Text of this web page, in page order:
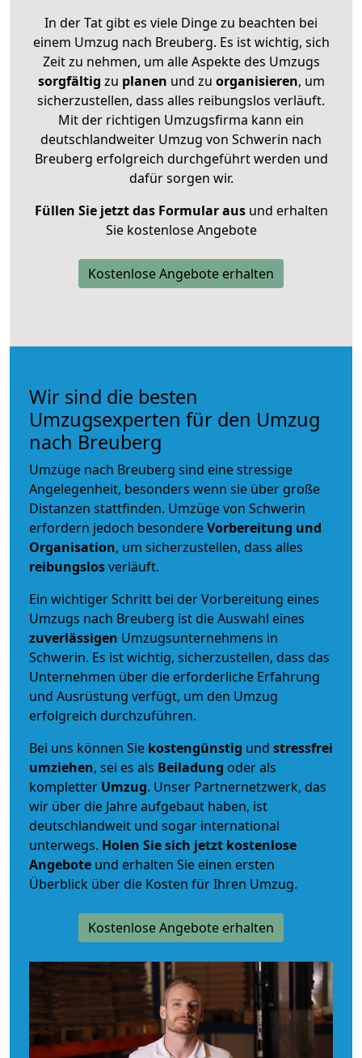
In der Tat gibt es viele Dinge zu beachten bei
einem Umzug nach Breuberg. Es ist wichtig, sich
Zeit zu nehmen, um alle Aspekte des Umzugs
sorgfältig zu planen und zu organisieren, um
sicherzustellen, dass alles reibungslos verläuft.
Mit der richtigen Umzugsfirma kann ein
deutschlandweiter Umzug von Schwerin nach
Breuberg erfolgreich durchgeführt werden und
dafür sorgen wir.
Füllen Sie jetzt das Formular ausund erhalten
Sie kostenlose Angebote
Kostenlose Angebote erhalten
Wir sind die besten
Umzugsexperten für den Umzug
nach Breuberg
Umzüge nach Breuberg sind eine stressige
Angelegenheit, besonders wenn sie über große
Distanzen stattfinden. Umzüge von Schwerin
erfordern jedoch besondereVorbereitung und
Organisation, um sicherzustellen, dass alles
reibungslosverläuft.
Ein wichtiger Schritt bei der Vorbereitung eines
Umzugs nach Breuberg ist die Auswahl eines
zuverlässigen Umzugsunternehmens in
Schwerin. Es ist wichtig, sicherzustellen, dass das
Unternehmen über die erforderliche Erfahrung
und Ausrüstung verfügt, um den Umzug
erfolgreich durchzuführen.
Bei uns können Sie kostengünstig und stressfrei
umziehen, sei es als Beiladung oder als
kompletter Umzug. Unser Partnernetzwerk, das
wir über die Jahre aufgebaut haben, ist
deutschlandweit und sogar international
unterwegs. Holen Sie sich jetzt kostenlose
Angebote und erhalten Sie einen ersten
Überblick über die Kosten für Ihren Umzug.
Kostenlose Angebote erhalten